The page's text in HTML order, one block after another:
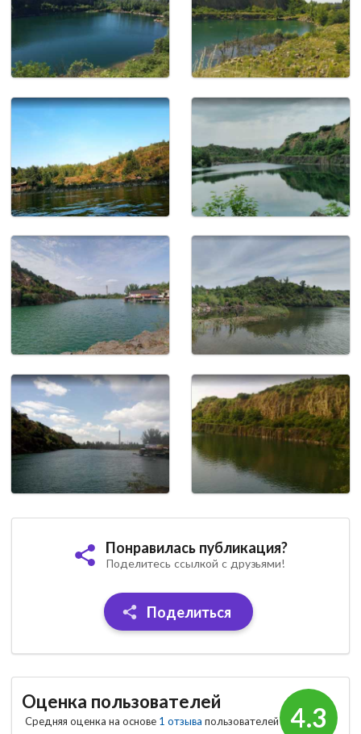
Понравилась публикация?
Поделитесь ссылкой с друзьями!
Поделиться
4.3
Оценка пользователей
Средняя оценка на основе 1 отзыва пользователей